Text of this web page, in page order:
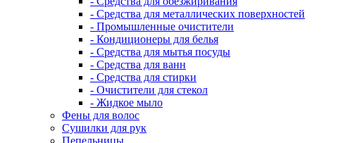
- Средства для металлических поверхностей
- Промышленные очистители
- Кондиционеры для белья
- Средства для мытья посуды
- Средства для ванн
- Средства для стирки
- Очистители для стекол
- Жидкое мыло
Фены для волос
Сушилки для рук
Пепельницы